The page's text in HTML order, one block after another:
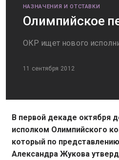
НАЗНАЧЕНИЯ И ОТСТАВКИ
Олимпийское
ОКР ищет нового
11 сентября 2012
В первой декаде октября
исполком Олимпийского
который по
Александра Жукова